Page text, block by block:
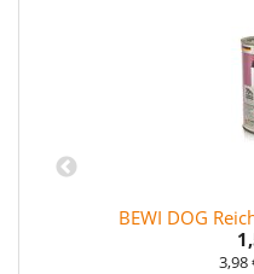
BEWI DOG
3,98